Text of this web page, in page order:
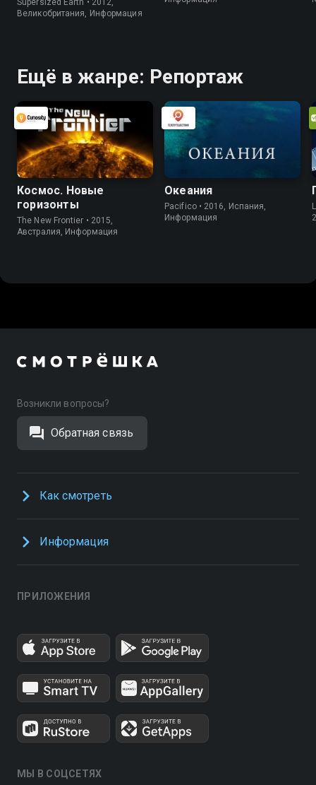
Supersized Earth • 2012,
Великобритания, Информация
Ещё в жанре: Репортаж
Космос. Новые
горизонты
The New Frontier • 2015,
Австралия, Информация
Океания
Pacifico • 2016, Испания,
Информация
Возникли вопросы?
Обратная связь
Как смотреть
Информация
ПРИЛОЖЕНИЯ
МЫ В СОЦСЕТЯХ